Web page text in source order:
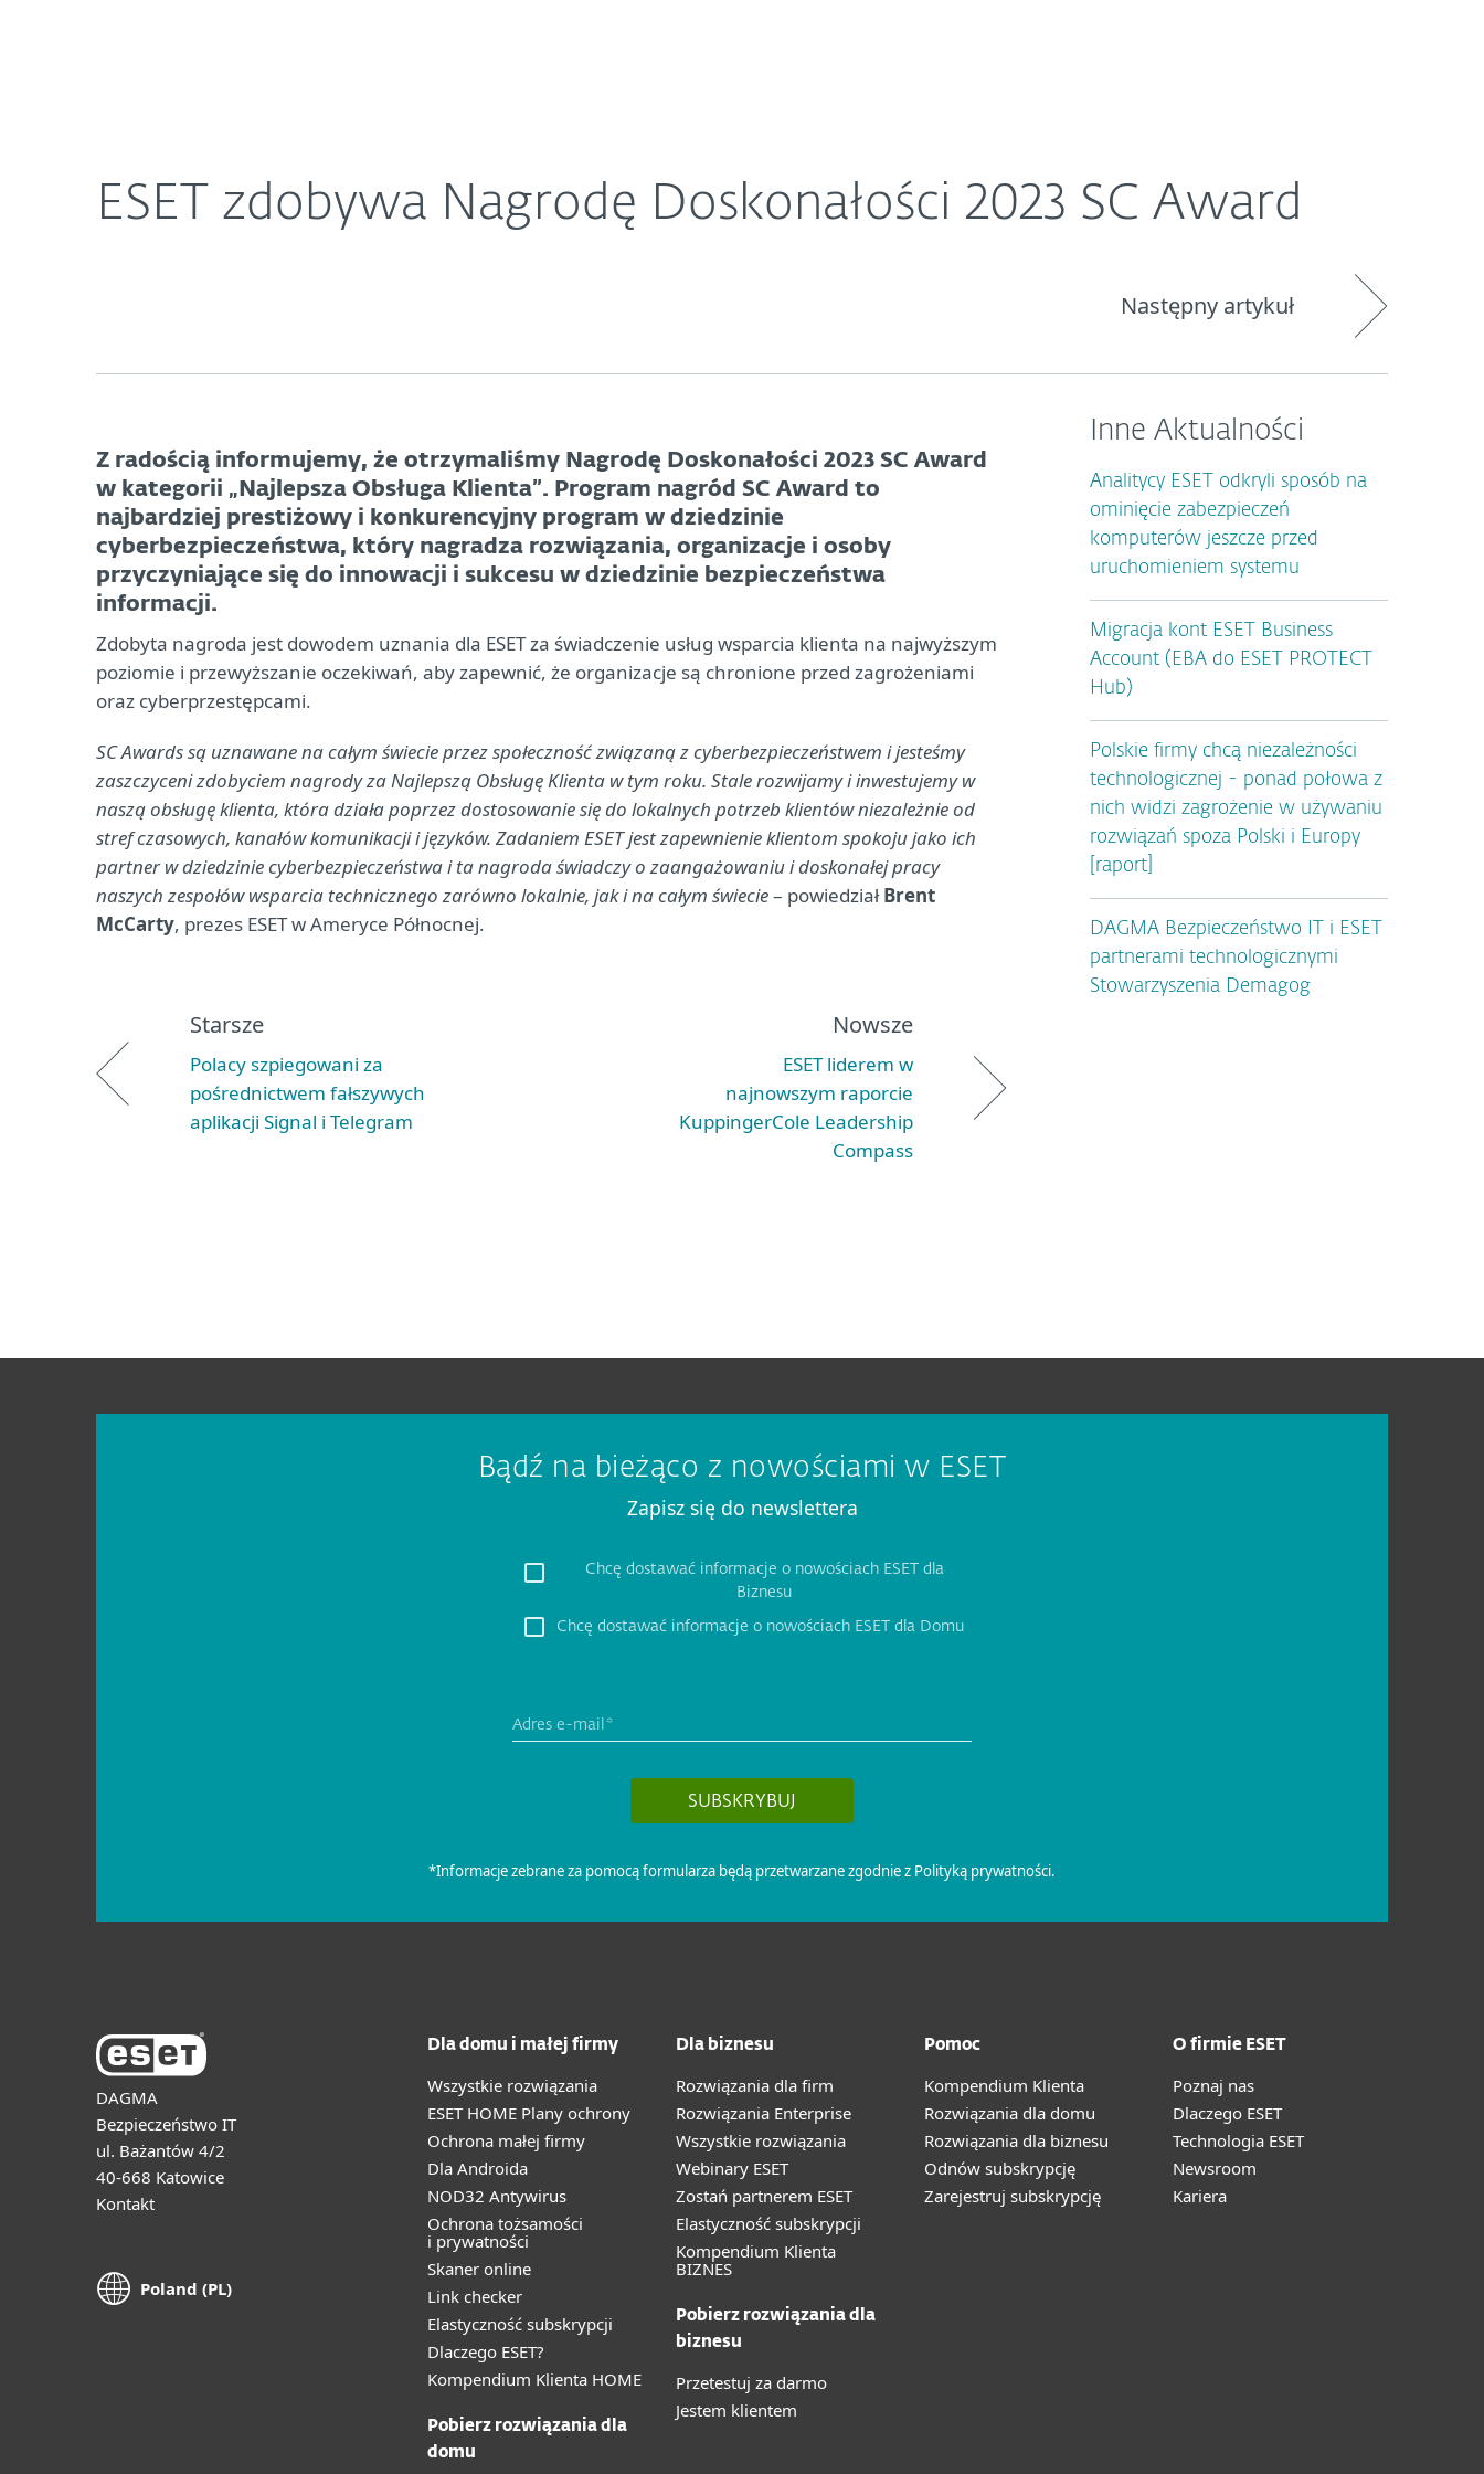
ESET zdobywa Nagrodę Doskonałości 2023 SC Award
Następny artykuł
Z radością informujemy, że otrzymaliśmy Nagrodę Doskonałości 2023 SC Award
w kategorii „Najlepsza Obsługa Klienta”. Program nagród SC Award to
najbardziej prestiżowy i konkurencyjny program w dziedzinie
cyberbezpieczeństwa, który nagradza rozwiązania, organizacje i osoby
przyczyniające się do innowacji i sukcesu w dziedzinie bezpieczeństwa
informacji.
Zdobyta nagroda jest dowodem uznania dla ESET za świadczenie usług wsparcia klienta na najwyższym
poziomie i przewyższanie oczekiwań, aby zapewnić, że organizacje są chronione przed zagrożeniami
oraz cyberprzestępcami.
SC Awards są uznawane na całym świecie przez społeczność związaną z cyberbezpieczeństwem i jesteśmy
zaszczyceni zdobyciem nagrody za Najlepszą Obsługę Klienta w tym roku. Stale rozwijamy i inwestujemy w
naszą obsługę klienta, która działa poprzez dostosowanie się do lokalnych potrzeb klientów niezależnie od
stref czasowych, kanałów komunikacji i języków. Zadaniem ESET jest zapewnienie klientom spokoju jako ich
partner w dziedzinie cyberbezpieczeństwa i ta nagroda świadczy o zaangażowaniu i doskonałej pracy
naszych zespołów wsparcia technicznego zarówno lokalnie, jak i na całym świecie– powiedziałBrent
McCarty, prezes ESET w Ameryce Północnej.
Starsze
Polacy szpiegowani za
pośrednictwem fałszywych
aplikacji Signal i Telegram
Nowsze
ESET liderem w
najnowszym raporcie
KuppingerCole Leadership
Compass
Inne Aktualności
Analitycy ESET odkryli sposób na
ominięcie zabezpieczeń
komputerów jeszcze przed
uruchomieniem systemu
Migracja kont ESET Business
Account (EBA do ESET PROTECT
Hub)
Polskie firmy chcą niezależności
technologicznej - ponad połowa z
nich widzi zagrożenie w używaniu
rozwiązań spoza Polski i Europy
[raport]
DAGMA Bezpieczeństwo IT i ESET
partnerami technologicznymi
Stowarzyszenia Demagog
DAGMA
Bezpieczeństwo IT
ul. Bażantów 4/2
40-668 Katowice
Kontakt
Poland (PL)
Dla domu i małej firmy
Wszystkie rozwiązania
ESET HOME Plany ochrony
Ochrona małej firmy
Dla Androida
NOD32 Antywirus
Ochrona tożsamości
i prywatności
Skaner online
Link checker
Elastyczność subskrypcji
Dlaczego ESET?
Kompendium Klienta HOME
Pobierz rozwiązania dla
domu
Dla biznesu
Rozwiązania dla firm
Rozwiązania Enterprise
Wszystkie rozwiązania
Webinary ESET
Zostań partnerem ESET
Elastyczność subskrypcji
Kompendium Klienta
BIZNES
Pobierz rozwiązania dla
biznesu
Przetestuj za darmo
Jestem klientem
Pomoc
Kompendium Klienta
Rozwiązania dla domu
Rozwiązania dla biznesu
Odnów subskrypcję
Zarejestruj subskrypcję
O firmie ESET
Poznaj nas
Dlaczego ESET
Technologia ESET
Newsroom
Kariera